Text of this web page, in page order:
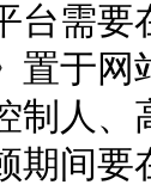
需要
置于
制人
期间